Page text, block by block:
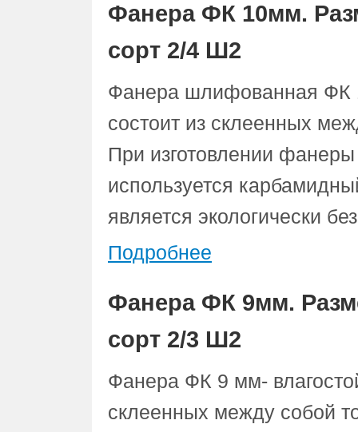
Фанера ФК 10мм.
сорт 2/4 Ш2
Фанера шлифованная ФК
состоит из склеенных
При изготовлении
используется
является экологически
Подробнее
Фанера ФК 9мм.
сорт 2/3 Ш2
Фанера ФК 9 мм-
склеенных между собой